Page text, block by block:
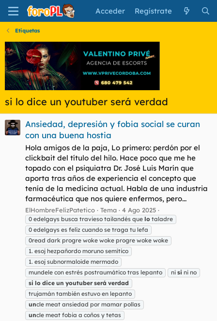
Acceder Regístrate
Etiquetas
si lo dice un youtuber será verdad
Ansiedad, depresión y fobia social se curan
con una buena hostia
Hola amigos de la paja, Lo primero: perdón por el
clickbait del título del hilo. Hace poco que me he
topado con el psiquiatra Dr. José Luis Marín que
aporta tras años de experiencia el concepto que
tenía de la medicina actual. Habla de una industria
farmacéutica que nos quiere enfermos, pero...
ElHombreFelizPatetico Tema 4 Ago 2025
0 edelgays busca travieso tailandés que lo taladre
0 edelgays es feliz cuando se traga tu lefa
0read dark progre woke woke progre woke woke
1. esoj hezpañordo moruno semítico
1. esoj subnormaloide mermado
mundele con estrés postraumático tras lepanto
ni si ni no
si lo dice un youtuber será verdad
trujamán también estuvo en lepanto
uncle meat ansiedad por mamar pollas
uncle meat fobia a coños y tetas